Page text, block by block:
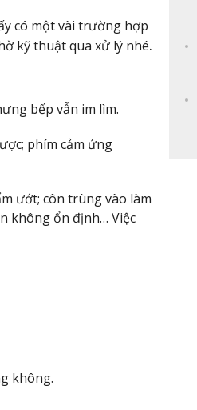
có một vài trường hợp
kỹ thuật qua xử lý nhé.
bếp vẫn im lìm.
phím cảm ứng
ướt; côn trùng vào làm
không ổn định… Việc
không.